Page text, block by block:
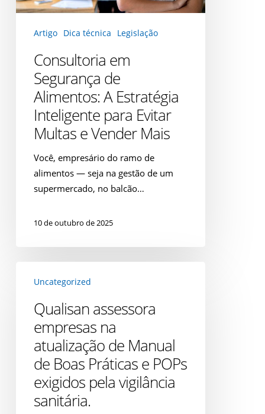
Inteligente
Evitar
Multas
Vender
Mais
Artigo Dica técnica Legislação
Consultoria em
Segurança de
Alimentos: A Estratégia
Inteligente para Evitar
Multas e Vender Mais
Você, empresário do ramo de
alimentos — seja na gestão de um
supermercado, no balcão…
10 de outubro de 2025
assessora
atualização
Manual
Práticas
Uncategorized
Qualisan assessora
empresas na
atualização de Manual
de Boas Práticas e POPs
exigidos pela vigilância
sanitária.